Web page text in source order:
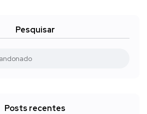
Pesquisar
Posts recentes